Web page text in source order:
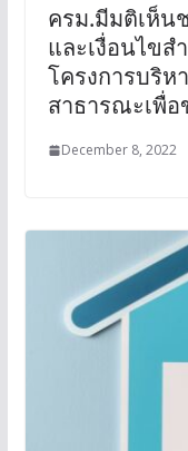
ครม.มีมติเห็น
และเงื่อนไข
โครงการบริห
สาธารณะเพื่
December 8, 2022